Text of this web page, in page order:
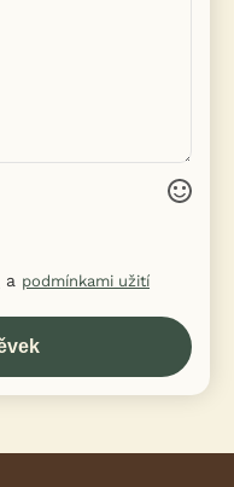
a podmínkami užití